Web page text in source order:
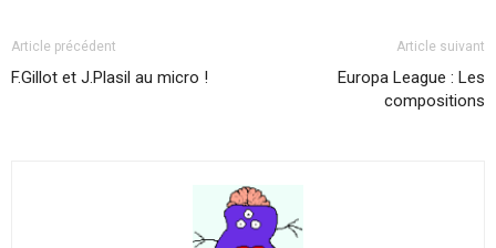
Article précédent
F.Gillot et J.Plasil au micro !
Article suivant
Europa League : Les
compositions